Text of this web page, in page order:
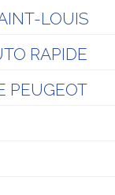
LOUIS
RAPIDE
PEUGEOT